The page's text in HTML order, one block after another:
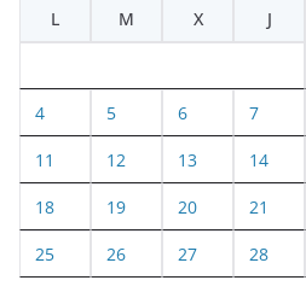
L
M X J
4 5 6 7
11 12 13 14
18 19 20 21
25 26 27 28